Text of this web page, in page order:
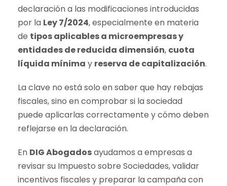
declaración a las modificaciones introducidas
por la Ley 7/2024, especialmente en materia
de tipos aplicables a microempresas y
entidades de reducida dimensión, cuota
líquida mínima y reserva de capitalización.
La clave no está solo en saber que hay rebajas
fiscales, sino en comprobar si la sociedad
puede aplicarlas correctamente y cómo deben
reflejarse en la declaración.
En DIG Abogadosayudamos a empresas a
revisar su Impuesto sobre Sociedades, validar
incentivos fiscales y preparar la campaña con